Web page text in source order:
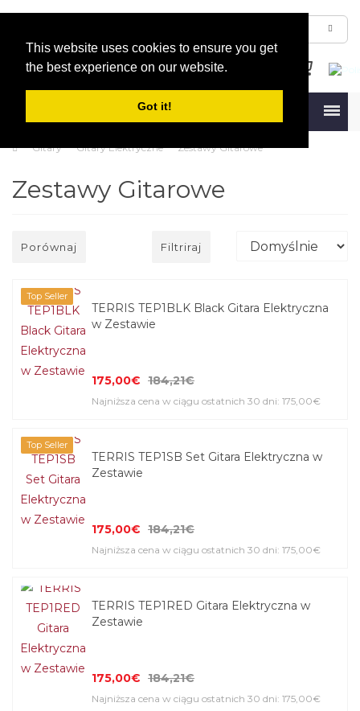
This website uses cookies to ensure you get
the best experience on our website.
Got it!
Gitary Gitary Elektryczne Zestawy Gitarowe
Zestawy Gitarowe
Porównaj Filtriraj
Top Seller
TERRIS TEP1BLK Black Gitara Elektryczna
w Zestawie
175,00€ 184,21€
Najniższa cena w ciągu ostatnich 30 dni: 175,00€
Top Seller
TERRIS TEP1SB Set Gitara Elektryczna w
Zestawie
175,00€ 184,21€
Najniższa cena w ciągu ostatnich 30 dni: 175,00€
TERRIS TEP1RED Gitara Elektryczna w
Zestawie
175,00€ 184,21€
Najniższa cena w ciągu ostatnich 30 dni: 175,00€